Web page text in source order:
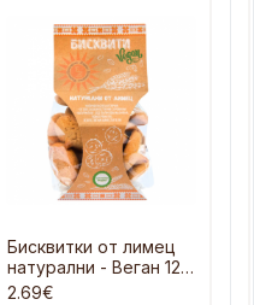
Бисквитки от лимец
натурални - Веган 120
гр
2.69€